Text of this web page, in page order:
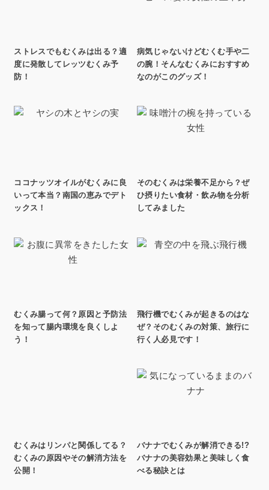
ストレスでもむくみは出る？適
度に発散してレッツむくみ予
防！
病気じゃないけどむくむ手や二
の腕！そんなむくみにおすすめ
なのがこのグッズ！
ココナッツオイルがむくみに良
いって本当？南国の恵みでデト
ックス！
そのむくみは栄養不足から？ぜ
ひ摂りたい食材・飲み物を分析
してみました
むくみ腸って何？原因と予防法
を知って腸内環境を良くしよ
う！
飛行機でむくみが起きるのはな
ぜ？そのむくみの対策、旅行に
行く人必見です！
むくみはリンパと関係してる？
むくみの原因やその解消方法を
公開！
バナナでむくみが解消できる!?
バナナの美容効果と美味しく食
べる秘訣とは